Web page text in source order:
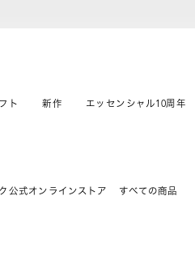
ト 新作 エッセンシャル10周年
公式オンラインストア すべての商品